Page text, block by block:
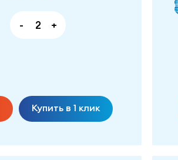
- +
Купить в 1 клик